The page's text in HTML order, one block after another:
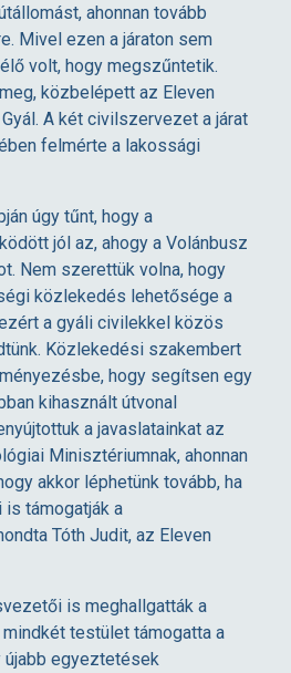
ahonnan tovább
Mivel ezen a járaton sem
volt, hogy megszűntetik.
közbelépett az Eleven
A két civilszervezet a járat
felmérte a lakossági
úgy tűnt, hogy a
jól az, ahogy a Volánbusz
Nem szerettük volna, hogy
közlekedés lehetősége a
a gyáli civilekkel közös
Közlekedési szakembert
hogy segítsen egy
kihasznált útvonal
a javaslatainkat az
Minisztériumnak, ahonnan
akkor léphetünk tovább, ha
támogatják a
Tóth Judit, az Eleven
is meghallgatták a
testület támogatta a
egyeztetések